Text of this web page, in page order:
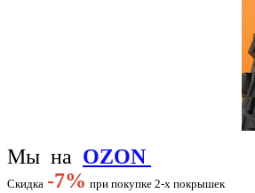
Мы на OZON
Скидка -7% при покупке 2-х покрышек